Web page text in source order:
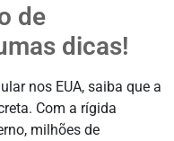
de
dicas!
nos EUA, saiba que a
Com a rígida
milhões de